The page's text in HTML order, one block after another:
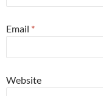
Email *
Website